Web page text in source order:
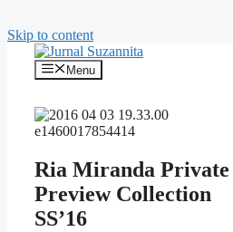
Skip to content
Menu
Ria Miranda Private
Preview Collection
SS’16